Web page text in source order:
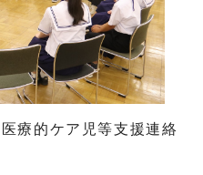
療的ケア児等支援連絡